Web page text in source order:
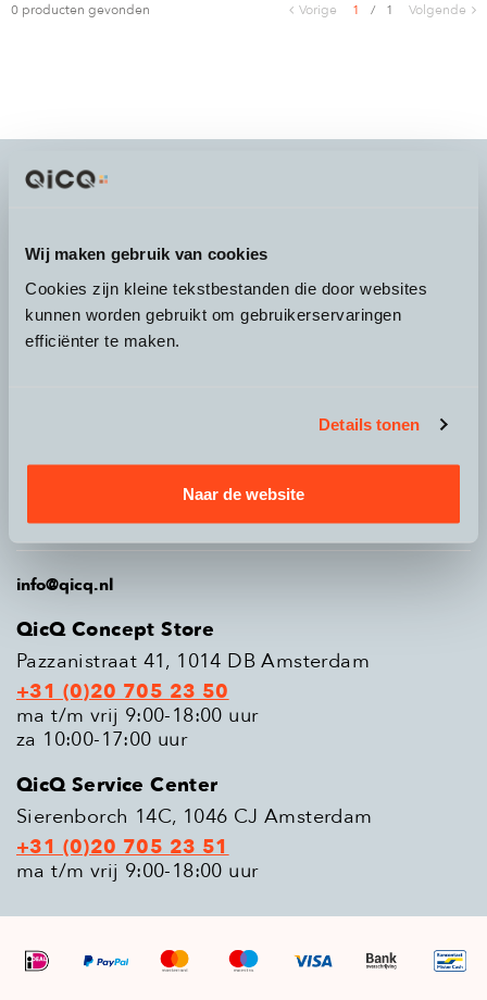
Wij maken gebruik van cookies
Cookies zijn kleine tekstbestanden die door websites
kunnen worden gebruikt om gebruikerservaringen
efficiënter te maken.
Details tonen
Naar de website
0 producten gevonden Vorige 1 / 1 Volgende
Over QicQ
Productgroepen
Populaire modellen
info@qicq.nl
QicQ Concept Store
Pazzanistraat 41, 1014 DB Amsterdam
+31 (0)20 705 23 50
ma t/m vrij 9:00-18:00 uur
za 10:00-17:00 uur
QicQ Service Center
Sierenborch 14C, 1046 CJ Amsterdam
+31 (0)20 705 23 51
ma t/m vrij 9:00-18:00 uur